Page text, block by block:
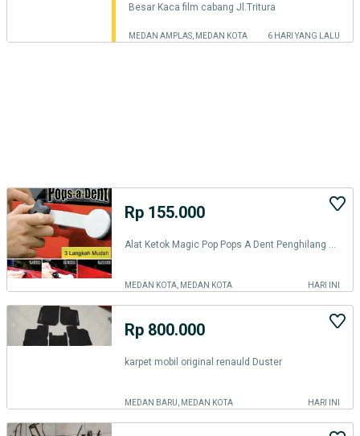
Besar Kaca film cabang Jl.Tritura
MEDAN AMPLAS, MEDAN KOTA 6 HARI YANG LALU
Rp 155.000
MEDAN KOTA, MEDAN KOTA HARI INI
Rp 800.000
karpet mobil original renauld Duster
MEDAN BARU, MEDAN KOTA HARI INI